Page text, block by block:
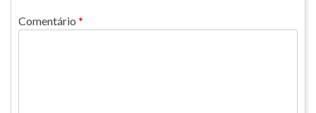
Comentário *